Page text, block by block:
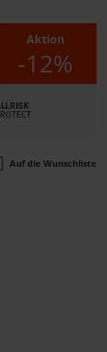
Aktion
-12%
Auf die Wunschliste